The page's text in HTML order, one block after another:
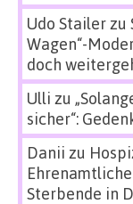
Udo Stailerzu
Wagen“-
doch
Ulli zu
sicher“:
Danii zu
Sterbende in